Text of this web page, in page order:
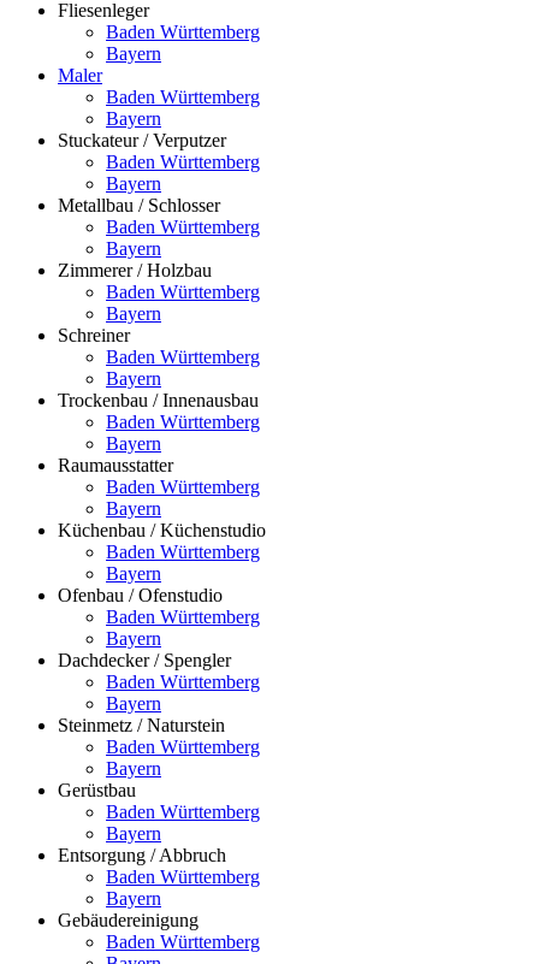
Fliesenleger
Baden Württemberg
Bayern
Maler
Baden Württemberg
Bayern
Stuckateur / Verputzer
Baden Württemberg
Bayern
Metallbau / Schlosser
Baden Württemberg
Bayern
Zimmerer / Holzbau
Baden Württemberg
Bayern
Schreiner
Baden Württemberg
Bayern
Trockenbau / Innenausbau
Baden Württemberg
Bayern
Raumausstatter
Baden Württemberg
Bayern
Küchenbau / Küchenstudio
Baden Württemberg
Bayern
Ofenbau / Ofenstudio
Baden Württemberg
Bayern
Dachdecker / Spengler
Baden Württemberg
Bayern
Steinmetz / Naturstein
Baden Württemberg
Bayern
Gerüstbau
Baden Württemberg
Bayern
Entsorgung / Abbruch
Baden Württemberg
Bayern
Gebäudereinigung
Baden Württemberg